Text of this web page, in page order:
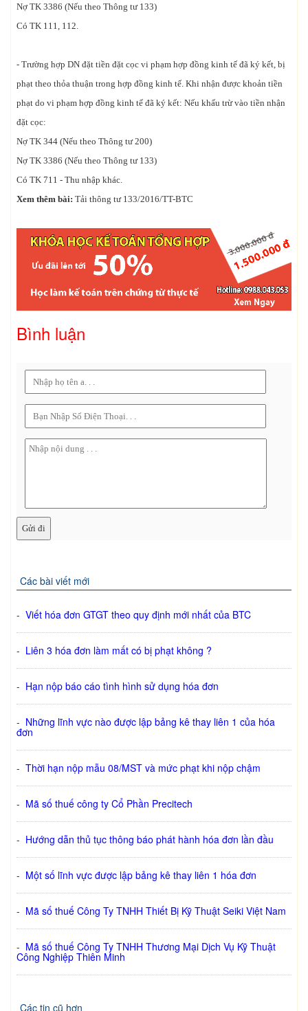
Nợ TK 3386 (Nếu theo Thông tư 133)
Có TK 111, 112.
- Trường hợp DN đặt tiền đặt cọc vi phạm hợp đồng kinh tế đã ký kết, bị
phạt theo thỏa thuận trong hợp đồng kinh tế. Khi nhận được khoản tiền
phạt do vi phạm hợp đồng kinh tế đã ký kết: Nếu khấu trừ vào tiền nhận
đặt cọc:
Nợ TK 344 (Nếu theo Thông tư 200)
Nợ TK 3386 (Nếu theo Thông tư 133)
Có TK 711 - Thu nhập khác.
Xem thêm bài: Tải thông tư 133/2016/TT-BTC
Bình luận
Các bài viết mới
- Viết hóa đơn GTGT theo quy định mới nhất của BTC
- Liên 3 hóa đơn làm mất có bị phạt không ?
- Hạn nộp báo cáo tình hình sử dụng hóa đơn
- Những lĩnh vực nào được lập bảng kê thay liên 1 của hóa
đơn
- Thời hạn nộp mẫu 08/MST và mức phạt khi nộp chậm
- Mã số thuế công ty Cổ Phần Precitech
- Hướng dẫn thủ tục thông báo phát hành hóa đơn lần đầu
- Một số lĩnh vực được lập bảng kê thay liên 1 hóa đơn
- Mã số thuế Công Ty TNHH Thiết Bị Kỹ Thuật Seiki Việt Nam
- Mã số thuế Công Ty TNHH Thương Mại Dịch Vụ Kỹ Thuật
Công Nghiệp Thiên Minh
Các tin cũ hơn